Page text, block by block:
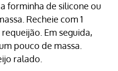
forminha de silicone ou
Recheie com 1
Em seguida,
pouco de massa.
ralado.